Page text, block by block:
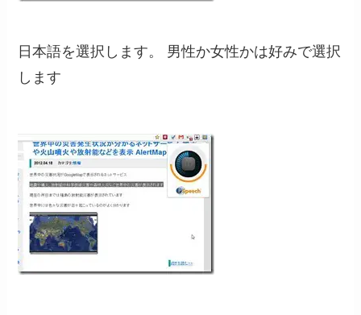
日本語を選択します。 男性か女性かは好みで選択
します